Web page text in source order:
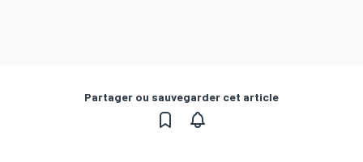
Partager ou sauvegarder cet article